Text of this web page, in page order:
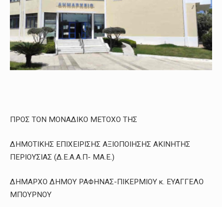
ΠΡΟΣ ΤΟΝ ΜΟΝΑΔΙΚΟ ΜΕΤΟΧΟ ΤΗΣ
ΔΗΜΟΤΙΚΗΣ ΕΠΙΧΕΙΡΙΣΗΣ ΑΞΙΟΠΟΙΗΣΗΣ ΑΚΙΝΗΤΗΣ
ΠΕΡΙΟΥΣΙΑΣ (Δ.Ε.Α.Α.Π- ΜΑ.Ε.)
ΔΗΜΑΡΧΟ ΔΗΜΟΥ ΡΑΦΗΝΑΣ-ΠΙΚΕΡΜΙΟΥ κ. ΕΥΑΓΓΕΛΟ
ΜΠΟΥΡΝΟΥ